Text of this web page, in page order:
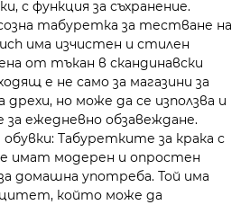
с функция за съхранение.
табуретка за тестване на
има изчистен и стилен
от тъкан в скандинавски
е не само за магазини за
дрехи, но може да се използва и
ежедневно обзавеждане.
Табуретките за крака с
имат модерен и опростен
домашна употреба. Той има
който може да